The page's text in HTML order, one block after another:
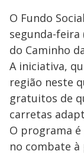
O Fundo
segunda-feira
do Caminho
A iniciativa,
região neste
gratuitos de
carretas
O programa
no combate